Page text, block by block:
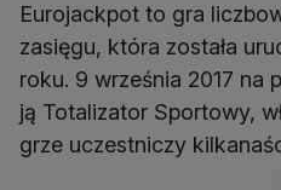
Eurojackpot to gra
zasięgu, która została
roku. 9 września 2017 na
ją Totalizator Sportowy,
grze uczestniczy